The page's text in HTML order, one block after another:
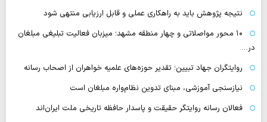
نتیجه پژوهش باید به راهکاری عملی و قابل ارزیابی منتهی شود
۱۰ محور مواصلاتی و چهار منطقه مشهد؛ میزبان فعالیت تبلیغی مبلغان
در…
روایتگران جهاد تبیین؛ تقدیر حوزه‌های علمیه خواهران از اصحاب رسانه
نیازسنجی آموزشی، مبنای تدوین نظام‌واره مبلغان است
فعالان رسانه‌ روایتگر حقیقت و پاسدار حافظه تاریخی ملت ایران‌اند